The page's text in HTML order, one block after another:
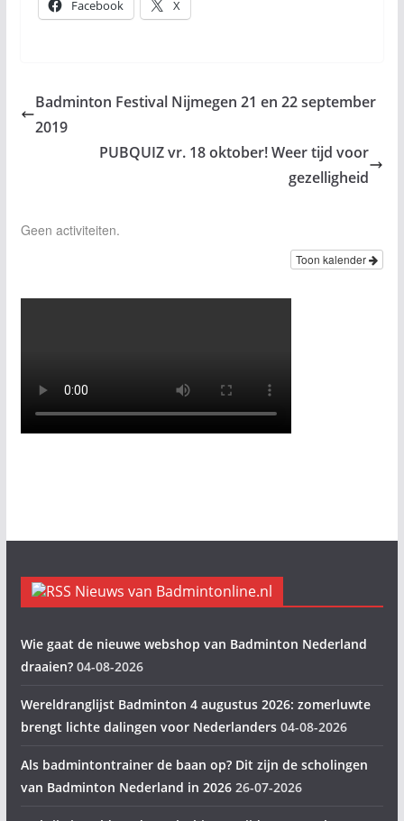
Facebook X
Badminton Festival Nijmegen 21 en 22 september
2019
PUBQUIZ vr. 18 oktober! Weer tijd voor
gezelligheid
Geen activiteiten.
Toon kalender
Nieuws van Badmintonline.nl
Wie gaat de nieuwe webshop van Badminton Nederland
draaien? 04-08-2026
Wereldranglijst Badminton 4 augustus 2026: zomerluwte
brengt lichte dalingen voor Nederlanders 04-08-2026
Als badmintontrainer de baan op? Dit zijn de scholingen
van Badminton Nederland in 2026 26-07-2026